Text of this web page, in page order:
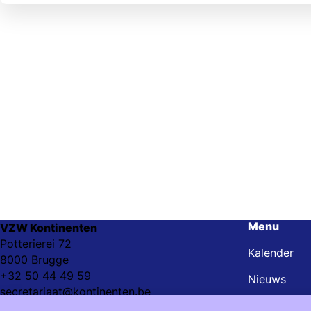
VZW Kontinenten
Potterierei 72
8000 Brugge
+32 50 44 49 59
secretariaat@kontinenten.be
Menu
Kalender
Nieuws